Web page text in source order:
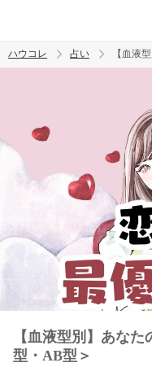
トレンド ワード
ハウコレ 占い 【血液
【血液型別】あな
型・AB型＞